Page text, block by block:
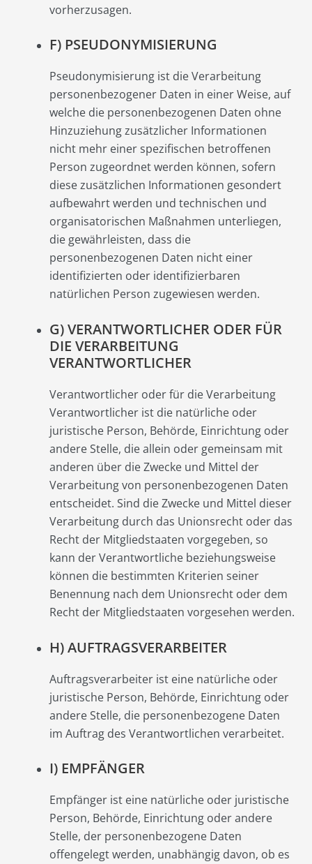
vorherzusagen.
F) PSEUDONYMISIERUNG
Pseudonymisierung ist die Verarbeitung
personenbezogener Daten in einer Weise, auf
welche die personenbezogenen Daten ohne
Hinzuziehung zusätzlicher Informationen
nicht mehr einer spezifischen betroffenen
Person zugeordnet werden können, sofern
diese zusätzlichen Informationen gesondert
aufbewahrt werden und technischen und
organisatorischen Maßnahmen unterliegen,
die gewährleisten, dass die
personenbezogenen Daten nicht einer
identifizierten oder identifizierbaren
natürlichen Person zugewiesen werden.
G) VERANTWORTLICHER ODER FÜR
DIE VERARBEITUNG
VERANTWORTLICHER
Verantwortlicher oder für die Verarbeitung
Verantwortlicher ist die natürliche oder
juristische Person, Behörde, Einrichtung oder
andere Stelle, die allein oder gemeinsam mit
anderen über die Zwecke und Mittel der
Verarbeitung von personenbezogenen Daten
entscheidet. Sind die Zwecke und Mittel dieser
Verarbeitung durch das Unionsrecht oder das
Recht der Mitgliedstaaten vorgegeben, so
kann der Verantwortliche beziehungsweise
können die bestimmten Kriterien seiner
Benennung nach dem Unionsrecht oder dem
Recht der Mitgliedstaaten vorgesehen werden.
H) AUFTRAGSVERARBEITER
Auftragsverarbeiter ist eine natürliche oder
juristische Person, Behörde, Einrichtung oder
andere Stelle, die personenbezogene Daten
im Auftrag des Verantwortlichen verarbeitet.
I) EMPFÄNGER
Empfänger ist eine natürliche oder juristische
Person, Behörde, Einrichtung oder andere
Stelle, der personenbezogene Daten
offengelegt werden, unabhängig davon, ob es